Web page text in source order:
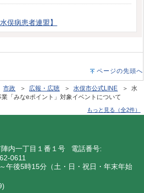
俣病患者連盟】
ページの先頭へ
市政 ＞ 広報・広聴 ＞水俣市公式LINE ＞ 水
「みなeポイント」対象イベントについて
もっと見る（全2件）
内一丁目１番１号 電話番号:
0611
午後5時15分（土・日・祝日・年末年始